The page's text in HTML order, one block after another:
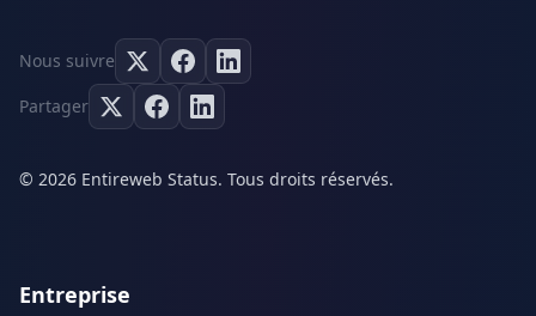
Nous suivre
Partager
© 2026 Entireweb Status. Tous droits réservés.
Entreprise